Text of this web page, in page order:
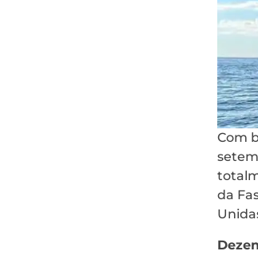
Com
da